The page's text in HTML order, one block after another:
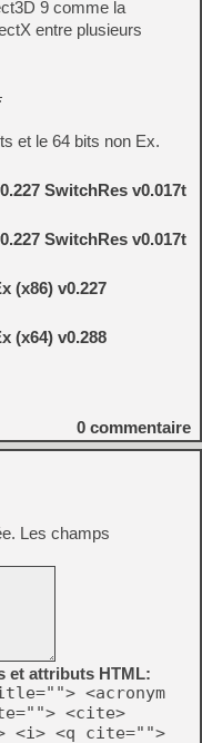
9 comme la
entre plusieurs
et le 64 bits non Ex.
SwitchRes v0.017t
SwitchRes v0.017t
(x86) v0.227
(x64) v0.288
0 commentaire
Les champs
et attributs HTML:
<acronym
<cite>
<i> <q cite="">